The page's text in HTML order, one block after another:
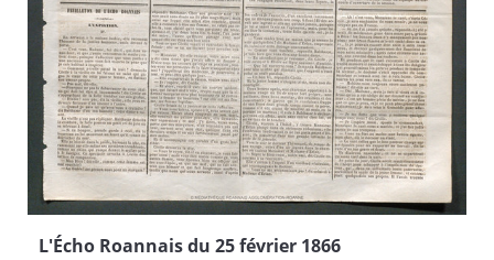
L'Écho Roannais du 25 février 1866